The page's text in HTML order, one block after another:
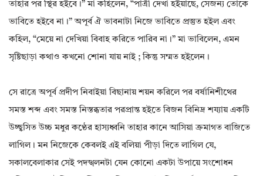
তাহার পর স্থির হইবে।” মা কহিলেন, “পাত্রী দেখা হইয়াছে, সেজন্য তোকে
ভাবিতে হইবে না।” অপূর্ব ঐ ভাবনাটা নিজে ভাবিতে প্রস্তুত হইল এবং
কহিল, “মেয়ে না দেখিয়া বিবাহ করিতে পারিব না।” মা ভাবিলেন, এমন
সৃষ্টিছাড়া কথাও কখনো শোনা যায় নাই ; কিন্তু সম্মত হইলেন।
সে রাত্রে অপূর্ব প্রদীপ নিবাইয়া বিছানায় শয়ন করিলে পর বর্ষানিশীথের
সমস্ত শব্দ এবং সমস্ত নিস্তব্ধতার পরপ্রান্ত হইতে বিজন বিনিদ্র শয্যায় একটি
উচ্ছ্বসিত উচ্চ মধুর কণ্ঠের হাস্যধ্বনি তাহার কানে আসিয়া ক্রমাগত বাজিতে
লাগিল। মন নিজেকে কেবলই এই বলিয়া পীড়া দিতে লাগিল যে,
সকালবেলাকার সেই পদস্খলনটা যেন কোনো একটা উপায়ে সংশোধন